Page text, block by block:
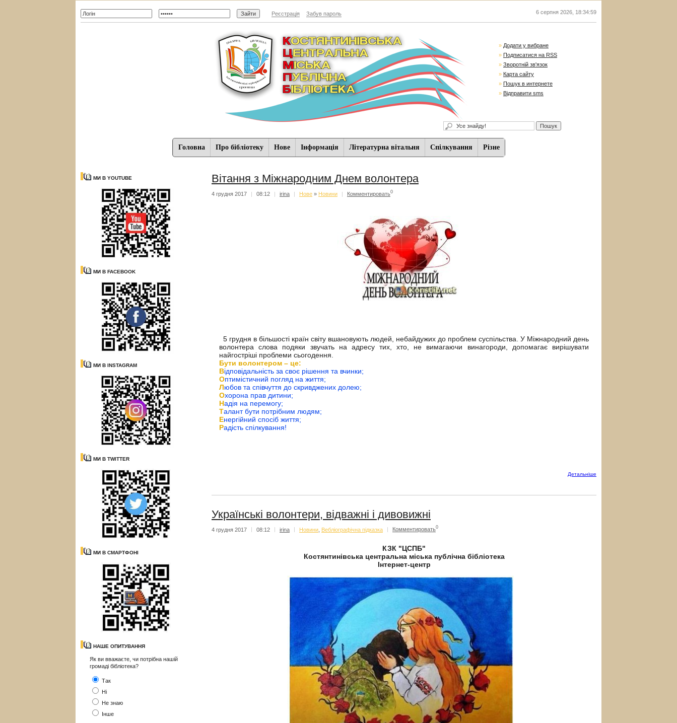
Реєстрація Забув пароль 6 серпня 2026 18:35:00
» Додати у вибране
» Подписатися на RSS
» Зворотній зв'язок
» Карта сайту
» Пошук в интернете
» Відправити sms
Головна Про бібліотеку Нове Iнформацiя Літературна вітальня Спiлкування Різне
МИ В YOUTUBE
МИ В FACEBOOK
МИ В INSTAGRAM
МИ В TWITTER
МИ В СМАРТФОНІ
НАШЕ ОПИТУВАННЯ
Як ви вважаєте, чи потрібна нашій
громаді бібліотека?
Так
Ні
Не знаю
Інше
Вітання з Міжнародним Днем волонтера
4 грудня 2017 | 08:12 | irina | Нове » Новини | Комментировать0
5 грудня в більшості країн світу вшановують людей, небайдужих до проблем суспільства. У Міжнародний день
волонтера слова подяки звучать на адресу тих, хто, не вимагаючи винагороди, допомагає вирішувати
найгостріші проблеми сьогодення.
Бути волонтером – це:
Відповідальність за своє рішення та вчинки;
Оптимістичний погляд на життя;
Любов та співчуття до скривджених долею;
Охорона прав дитини;
Надія на перемогу;
Талант бути потрібним людям;
Енергійний спосіб життя;
Радість спілкування!
Детальнiше
Українські волонтери, відважні і дивовижні
4 грудня 2017 08:12 irina Новини Вебліографічна підказка Комментировать0
КЗК "ЦСПБ"
Костянтинівська центральна міська публічна бібліотека
Інтернет-центр